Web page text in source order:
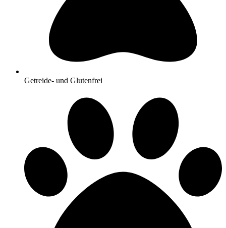
Getreide- und Glutenfrei